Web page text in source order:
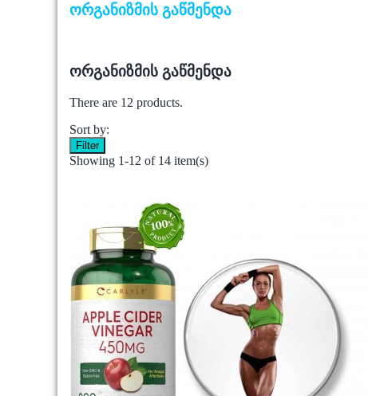
ორგანიზმის გაწმენდა
ორგანიზმის გაწმენდა
There are 12 products.
Sort by:
Filter
Showing 1-12 of 14 item(s)